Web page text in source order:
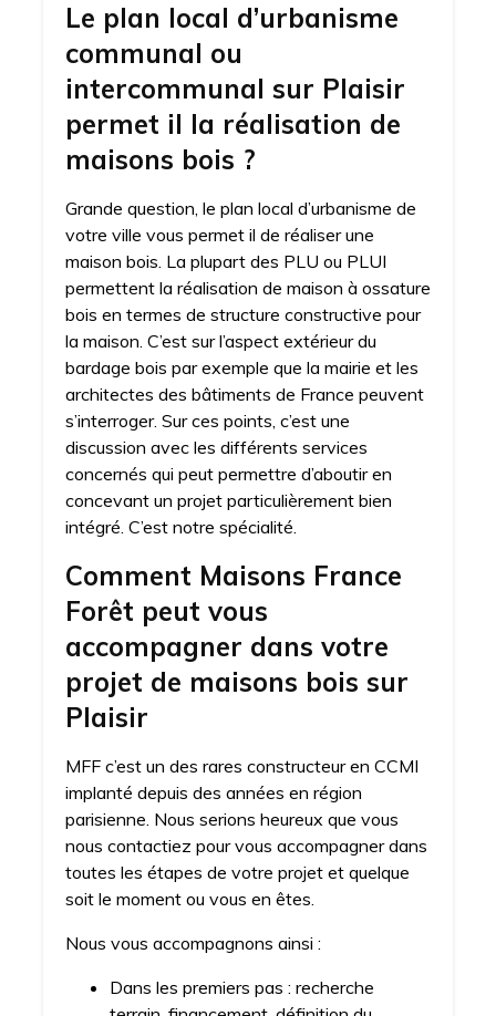
Le plan local d’urbanisme
communal ou
intercommunal sur Plaisir
permet il la réalisation de
maisons bois ?
Grande question, le plan local d’urbanisme de
votre ville vous permet il de réaliser une
maison bois. La plupart des PLU ou PLUI
permettent la réalisation de maison à ossature
bois en termes de structure constructive pour
la maison. C’est sur l’aspect extérieur du
bardage bois par exemple que la mairie et les
architectes des bâtiments de France peuvent
s’interroger. Sur ces points, c’est une
discussion avec les différents services
concernés qui peut permettre d’aboutir en
concevant un projet particulièrement bien
intégré. C’est notre spécialité.
Comment Maisons France
Forêt peut vous
accompagner dans votre
projet de maisons bois sur
Plaisir
MFF c’est un des rares constructeur en CCMI
implanté depuis des années en région
parisienne. Nous serions heureux que vous
nous contactiez pour vous accompagner dans
toutes les étapes de votre projet et quelque
soit le moment ou vous en êtes.
Nous vous accompagnons ainsi :
Dans les premiers pas : recherche